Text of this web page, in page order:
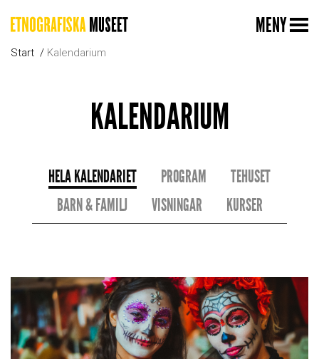
MENY
Start Kalendarium
KALENDARIUM
HELA KALENDARIET PROGRAM
TEHUSET
BARN & FAMILJ
VISNINGAR KURSER